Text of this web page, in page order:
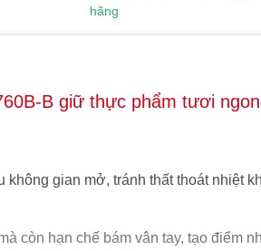
hãng
B giữ thực phẩm tươi
gian mở, tránh thất thoát nhiệt
còn hạn chế bám vân tay, tạo điểm